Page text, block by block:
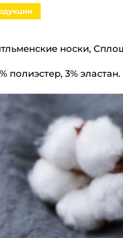
носки,
полиэстер, 3% эластан.